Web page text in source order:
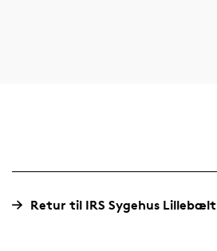
Retur til IRS Sygehus Lillebælt